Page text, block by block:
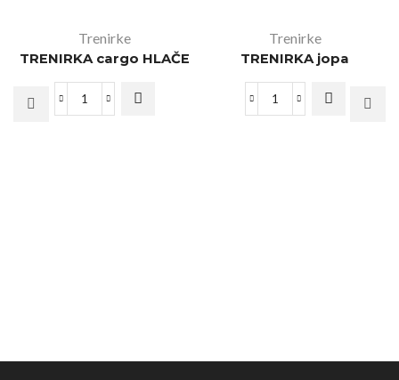
Trenirke
TRENIRKA cargo HLAČE
Trenirke
TRENIRKA jopa